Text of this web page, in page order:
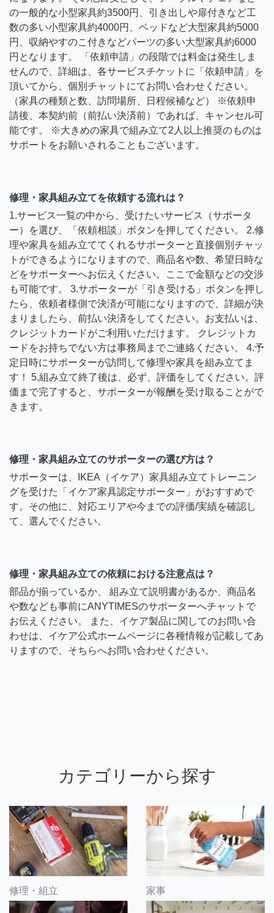
の一般的な小型家具約3500円、引き出しや扉付きなど工
数の多い小型家具約4000円、ベッドなど大型家具約5000
円、収納やすのこ付きなどパーツの多い大型家具約6000
円となります。 「依頼申請」の段階では料金は発生しま
せんので、詳細は、各サービスチケットに「依頼申請」を
頂いてから、個別チャットにてお問い合わせください。
（家具の種類と数、訪問場所、日程候補など） ※依頼申
請後、本契約前（前払い決済前）であれば、キャンセル可
能です。 ※大きめの家具で組み立て2人以上推奨のものは
サポートをお願いされることもございます。
修理・家具組み立てを依頼する流れは？
1.サービス一覧の中から、受けたいサービス（サポータ
ー）を選び、「依頼相談」ボタンを押してください。 2.修
理や家具を組み立ててくれるサポーターと直接個別チャッ
トができるようになりますので、商品名や数、希望日時な
どをサポーターへお伝えください。ここで金額などの交渉
も可能です。 3.サポーターが「引き受ける」ボタンを押し
たら、依頼者様側で決済が可能になりますので、詳細が決
まりましたら、前払い決済をしてください。お支払いは、
クレジットカードがご利用いただけます。 クレジットカ
ードをお持ちでない方は事務局までご連絡ください。 4.予
定日時にサポーターが訪問して修理や家具を組み立てま
す！ 5.組み立て終了後は、必ず、評価をしてください。評
価まで完了すると、サポーターが報酬を受け取ることがで
きます。
修理・家具組み立てのサポーターの選び方は？
サポーターは、IKEA（イケア）家具組み立てトレーニン
グを受けた「イケア家具認定サポーター」がおすすめで
す。その他に、対応エリアや今までの評価/実績を確認し
て、選んでください。
修理・家具組み立ての依頼における注意点は？
部品が揃っているか、 組み立て説明書があるか、商品名
や数なども事前にANYTIMESのサポーターへチャットで
お伝えください。 また、イケア製品に関してのお問い合
わせは、イケア公式ホームページに各種情報が記載してあ
りますので、そちらへお問い合わせください。
カテゴリーから探す
修理・組立 家事